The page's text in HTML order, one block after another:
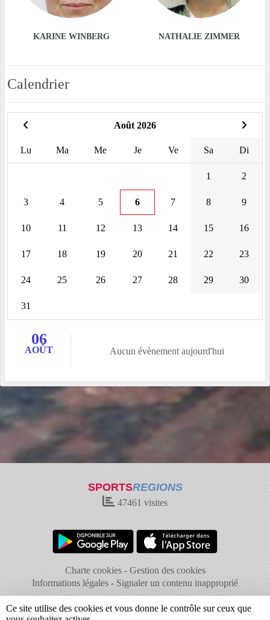
KARINE WINBERG NATHALIE ZIMMER
Calendrier
Août 2026
Lu Ma Me Je Ve Sa Di
1 2
3 4 5 6 7 8 9
10 11 12 13 14 15 16
17 18 19 20 21 22 23
24 25 26 27 28 29 30
31
06
AOÛT Aucun évènement aujourd'hui
SPORTSREGIONS
47461 visites
Charte cookies
Gestion des cookies
Informations légales
Signaler un contenu inapproprié
Ce site utilise des cookies et vous donne le contrôle sur ceux que